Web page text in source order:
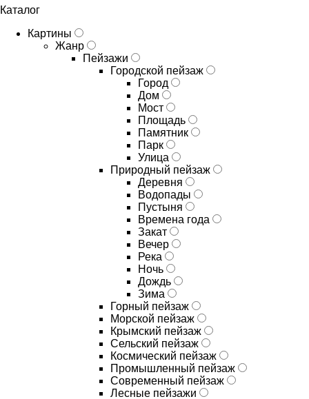
Каталог
Картины
Жанр
Пейзажи
Городской пейзаж
Город
Дом
Мост
Площадь
Памятник
Парк
Улица
Природный пейзаж
Деревня
Водопады
Пустыня
Времена года
Закат
Вечер
Река
Ночь
Дождь
Зима
Горный пейзаж
Морской пейзаж
Крымский пейзаж
Сельский пейзаж
Космический пейзаж
Промышленный пейзаж
Современный пейзаж
Лесные пейзажи